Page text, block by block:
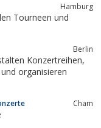
Hamburg
Tourneen und
Berlin
Konzertreihen,
Cham